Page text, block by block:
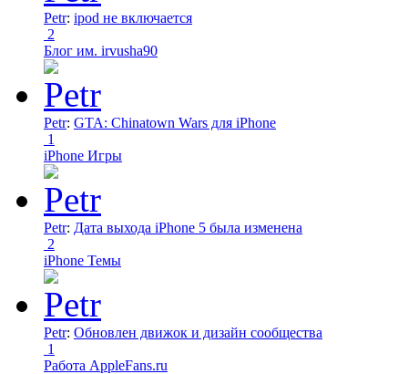
Petr: ipod не включается
2
Блог им. irvusha90
Petr: GTA: Chinatown Wars для iPhone
1
iPhone Игры
Petr: Дата выхода iPhone 5 была изменена
2
iPhone Темы
Petr: Обновлен движок и дизайн сообщества
1
Работа AppleFans.ru